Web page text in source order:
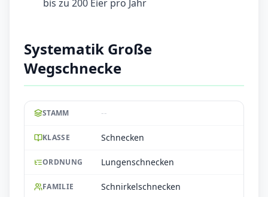
bis zu 200 Eier pro Jahr
Systematik Große
Wegschnecke
STAMM --
KLASSE Schnecken
ORDNUNG Lungenschnecken
FAMILIE Schnirkelschnecken